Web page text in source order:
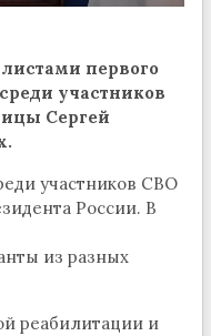
первого
участников
Сергей
участников СВО
России. В
из разных
реабилитации и